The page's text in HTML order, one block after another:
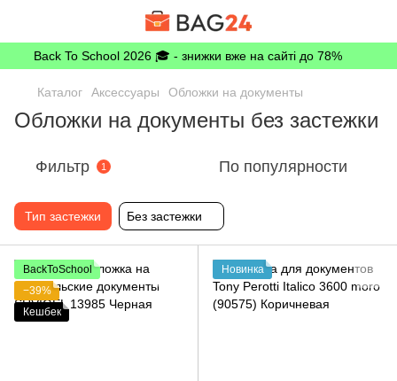
Back To School 2026 🎓 - знижки вже на сайті до 78%
Каталог Аксессуары Обложки на документы
Обложки на документы без застежки
Фильтр 1 По популярности
Тип застежки Без застежки
BackToSchool
−39%
Кешбек
Новинка